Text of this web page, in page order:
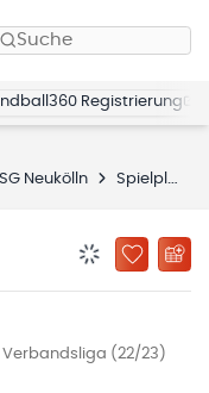
Suche
Registrierung
Neukölln Spielplan
ZU
Verbandsliga (22/23)